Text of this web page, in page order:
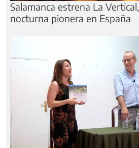
Salamanca estrena La
nocturna pionera en España